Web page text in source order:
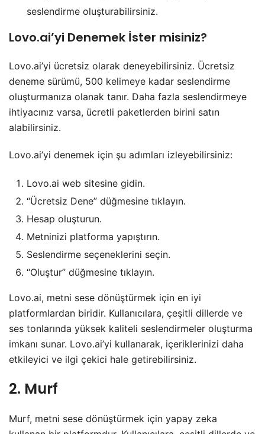
seslendirme oluşturabilirsiniz.
Lovo.ai’yi Denemek İster misiniz?
Lovo.ai’yi ücretsiz olarak deneyebilirsiniz. Ücretsiz
deneme sürümü, 500 kelimeye kadar seslendirme
oluşturmanıza olanak tanır. Daha fazla seslendirmeye
ihtiyacınız varsa, ücretli paketlerden birini satın
alabilirsiniz.
Lovo.ai’yi denemek için şu adımları izleyebilirsiniz:
Lovo.ai web sitesine gidin.
“Ücretsiz Dene” düğmesine tıklayın.
Hesap oluşturun.
Metninizi platforma yapıştırın.
Seslendirme seçeneklerini seçin.
“Oluştur” düğmesine tıklayın.
Lovo.ai, metni sese dönüştürmek için en iyi
platformlardan biridir. Kullanıcılara, çeşitli dillerde ve
ses tonlarında yüksek kaliteli seslendirmeler oluşturma
imkanı sunar. Lovo.ai’yi kullanarak, içeriklerinizi daha
etkileyici ve ilgi çekici hale getirebilirsiniz.
2. Murf
Murf, metni sese dönüştürmek için yapay zeka